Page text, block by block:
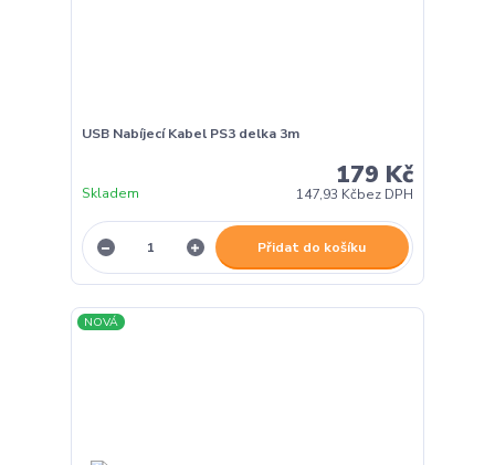
USB Nabíjecí Kabel PS3 delka 3m
179 Kč
147,93 Kčbez DPH
Skladem
Přidat do košíku
NOVÁ